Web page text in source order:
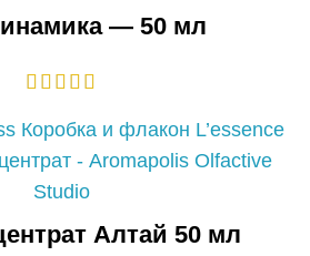
— 50 мл
Алтай 50 мл